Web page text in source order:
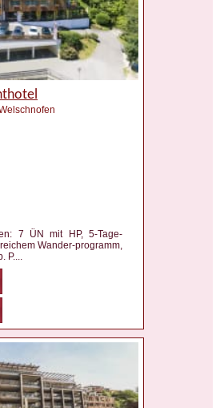
7 ÜN mit HP, 5-Tage-
Wander-programm,
P....